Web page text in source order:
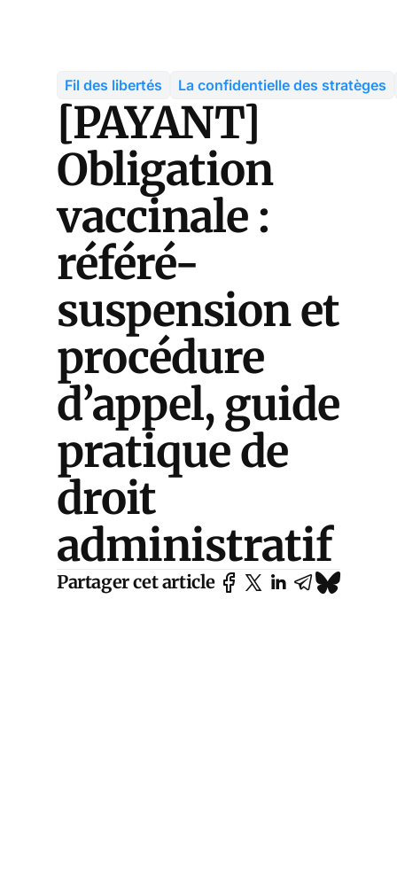
Fil des libertés La confidentielle des stratèges
[PAYANT]
Obligation
vaccinale :
référé-
suspension et
procédure
d’appel, guide
pratique de
droit
administratif
Partager cet article